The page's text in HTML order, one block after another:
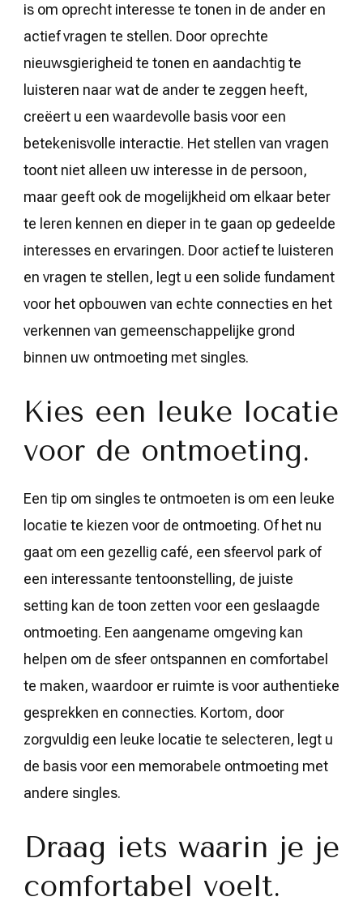
is om oprecht interesse te tonen in de ander en
actief vragen te stellen. Door oprechte
nieuwsgierigheid te tonen en aandachtig te
luisteren naar wat de ander te zeggen heeft,
creëert u een waardevolle basis voor een
betekenisvolle interactie. Het stellen van vragen
toont niet alleen uw interesse in de persoon,
maar geeft ook de mogelijkheid om elkaar beter
te leren kennen en dieper in te gaan op gedeelde
interesses en ervaringen. Door actief te luisteren
en vragen te stellen, legt u een solide fundament
voor het opbouwen van echte connecties en het
verkennen van gemeenschappelijke grond
binnen uw ontmoeting met singles.
Kies een leuke locatie
voor de ontmoeting.
Een tip om singles te ontmoeten is om een leuke
locatie te kiezen voor de ontmoeting. Of het nu
gaat om een gezellig café, een sfeervol park of
een interessante tentoonstelling, de juiste
setting kan de toon zetten voor een geslaagde
ontmoeting. Een aangename omgeving kan
helpen om de sfeer ontspannen en comfortabel
te maken, waardoor er ruimte is voor authentieke
gesprekken en connecties. Kortom, door
zorgvuldig een leuke locatie te selecteren, legt u
de basis voor een memorabele ontmoeting met
andere singles.
Draag iets waarin je je
comfortabel voelt.